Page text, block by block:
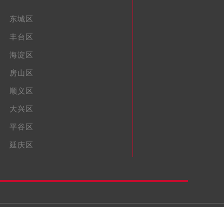
东城区
丰台区
海淀区
房山区
顺义区
大兴区
平谷区
延庆区